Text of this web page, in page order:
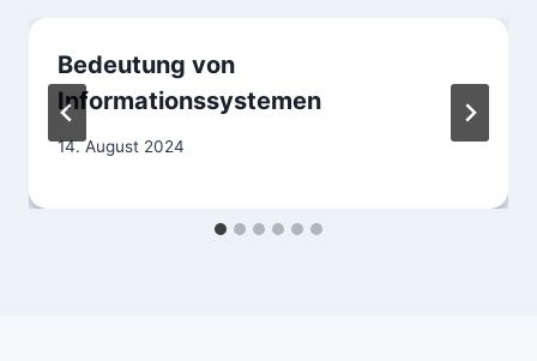
Bedeutung von
Informationssystemen
14. August 2024